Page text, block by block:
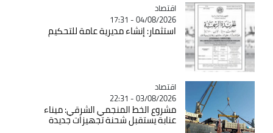
Catégorie
اقتصاد
04/08/2026 - 17:31
استثمار: إنشاء مديرية عامة للتحكيم
Catégorie
اقتصاد
03/08/2026 - 22:31
مشروع الخط المنجمي الشرقي: ميناء
عنابة يستقبل شحنة تجهيزات جديدة